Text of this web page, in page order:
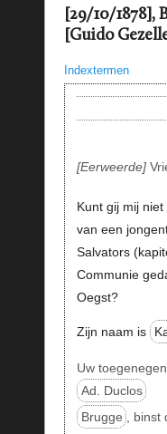
[29/10/1878],
[Guido
Indextermen
Eerweerde
Kunt gij mij
van een
Salvators
Communie
Oegst?
Zijn naam is
Uw toegenegen
Ad. Duclos
Brugge
,